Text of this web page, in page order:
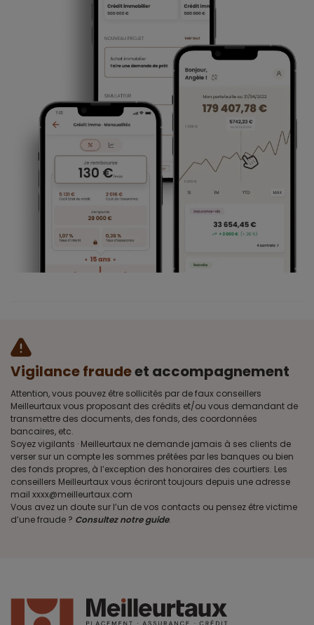
Vigilance fraudeet accompagnement
Attention, vous pouvez être sollicités par de faux conseillers
Meilleurtaux vous proposant des crédits et/ou vous demandant de
transmettre des documents, des fonds, des coordonnées
bancaires, etc.
Soyez vigilants · Meilleurtaux ne demande jamais à ses clients de
verser sur un compte les sommes prêtées par les banques ou bien
des fonds propres, à l’exception des honoraires des courtiers. Les
conseillers Meilleurtaux vous écriront toujours depuis une adresse
mail xxxx@meilleurtaux.com
Vous avez un doute sur l’un de vos contacts ou pensez être victime
d’une fraude ? Consultez notre guide.